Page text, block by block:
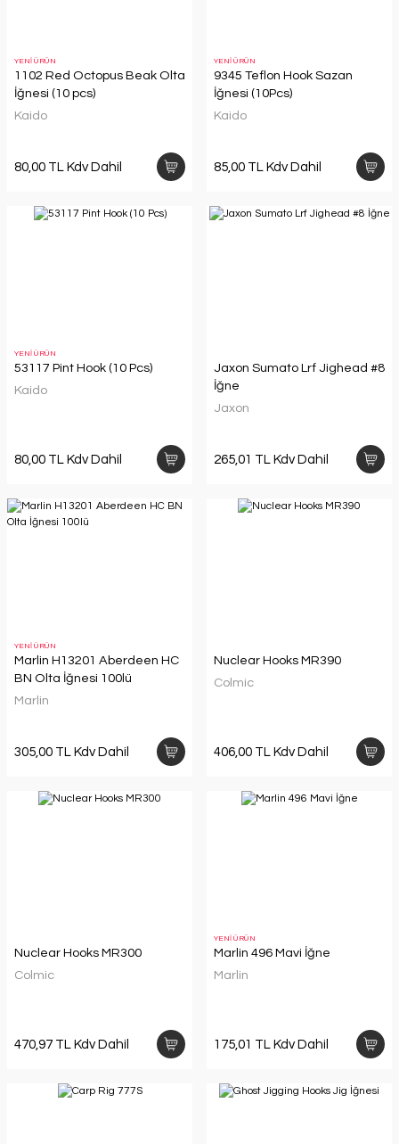
YENİ ÜRÜN
1102 Red Octopus Beak Olta
İğnesi (10 pcs)
Kaido
80,00 TL Kdv Dahil
YENİ ÜRÜN
9345 Teflon Hook Sazan
İğnesi (10Pcs)
Kaido
85,00 TL Kdv Dahil
YENİ ÜRÜN
53117 Pint Hook (10 Pcs)
Kaido
80,00 TL Kdv Dahil
Jaxon Sumato Lrf Jighead #8
İğne
Jaxon
265,01 TL Kdv Dahil
YENİ ÜRÜN
Marlin H13201 Aberdeen HC
BN Olta İğnesi 100lü
Marlin
305,00 TL Kdv Dahil
Nuclear Hooks MR390
Colmic
406,00 TL Kdv Dahil
Nuclear Hooks MR300
Colmic
470,97 TL Kdv Dahil
YENİ ÜRÜN
Marlin 496 Mavi İğne
Marlin
175,01 TL Kdv Dahil